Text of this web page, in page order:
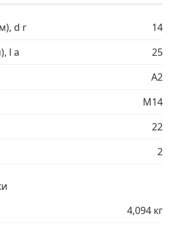
хозяйственные
оборудование›
d r
14
l a
25
A2
М14
22
2
4,094 кг